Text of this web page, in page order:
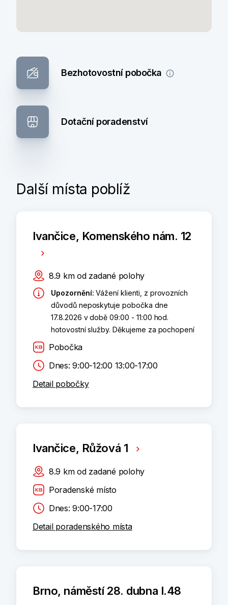
Bezhotovostní pobočka
Dotační poradenství
Další místa poblíž
Ivančice, Komenského nám. 12
8.9 km od zadané polohy
Upozornění: Vážení klienti, z provozních
důvodů neposkytuje pobočka dne
17.8.2026 v době 09:00 - 11:00 hod.
hotovostní služby. Děkujeme za pochopení
Pobočka
Dnes: 9:00-12:00 13:00-17:00
Detail pobočky
Ivančice, Růžová 1
8.9 km od zadané polohy
Poradenské místo
Dnes: 9:00-17:00
Detail poradenského místa
Brno, náměstí 28. dubna I.48